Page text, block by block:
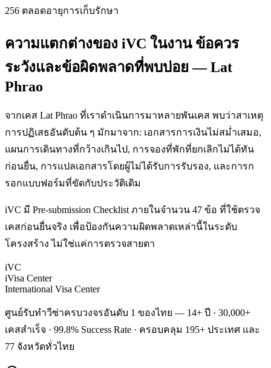
256 ตลอดอายุการเก็บรักษา
ความแตกต่างของ iVC ในงาน ข้อควร
ระวังและข้อผิดพลาดที่พบบ่อย — Lat
Phrao
จากเคส Lat Phrao ที่เราดำเนินการมาหลายพันเคส พบว่าสาเหตุ
การปฏิเสธอันดับต้น ๆ มักมาจาก: เอกสารการเงินไม่สม่ำเสมอ,
แผนการเดินทางที่กว้างเกินไป, การจองที่พักที่ยกเลิกไม่ได้ทัน
ก่อนยื่น, การแปลเอกสารโดยผู้ไม่ได้รับการรับรอง, และการก
รอกแบบฟอร์มที่ขัดกับประวัติเดิม
iVC มี Pre-submission Checklist ภายในจำนวน 47 ข้อ ที่ใช้ตรวจ
เคสก่อนยื่นจริง เพื่อป้องกันความผิดพลาดเหล่านี้ในระดับ
โครงสร้าง ไม่ใช่แค่การตรวจสายตา
iVC
iVisa Center
International Visa Center
ศูนย์รับทำวีซ่าครบวงจรอันดับ 1 ของไทย — 14+ ปี · 30,000+
เคสสำเร็จ · 99.8% Success Rate · ครอบคลุม 195+ ประเทศ และ
77 จังหวัดทั่วไทย